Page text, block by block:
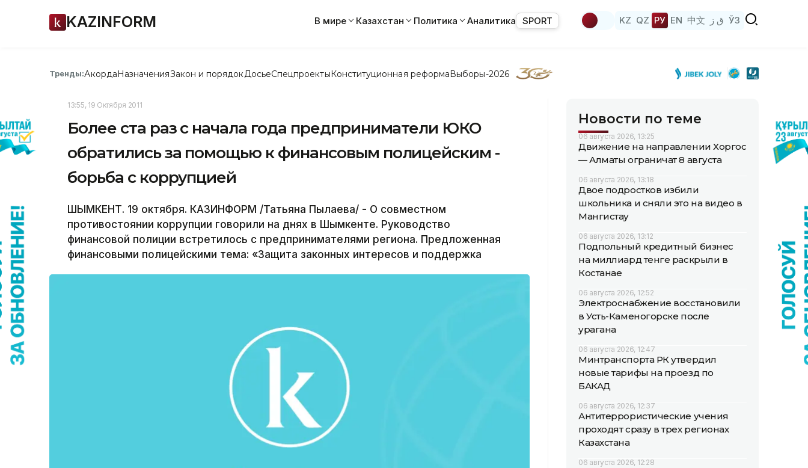
KAZINFORM В мире Казахстан Политика Аналитика SPORT KZ QZ РУ EN 中文 ق ز ЎЗ
Тренды:АкордаНазначенияЗакон и порядок ДосьеСпецпроектыКонституционная реформаВыборы-2026
13:55, 19 Октября 2011
Более ста раз с начала года предприниматели ЮКО
обратились за помощью к финансовым полицейским -
борьба с коррупцией
ШЫМКЕНТ. 19 октября. КАЗИНФОРМ /Татьяна Пылаева/ - О совместном
противостоянии коррупции говорили на днях в Шымкенте. Руководство
финансовой полиции встретилось с предпринимателями региона. Предложенная
финансовыми полицейскими тема: «Защита законных интересов и поддержка
Новости по теме
06 августа 2026, 13:25
Движение на направлении Хоргос
— Алматы ограничат 8 августа
06 августа 2026, 13:18
Двое подростков избили
школьника и сняли это на видео в
Мангистау
06 августа 2026, 13:12
Подпольный кредитный бизнес
на миллиард тенге раскрыли в
Костанае
06 августа 2026, 12:52
Электроснабжение восстановили
в Усть-Каменогорске после
урагана
06 августа 2026, 12:47
Минтранспорта РК утвердил
новые тарифы на проезд по
БАКАД
06 августа 2026, 12:37
Антитеррористические учения
проходят сразу в трех регионах
Казахстана
06 августа 2026, 12:28